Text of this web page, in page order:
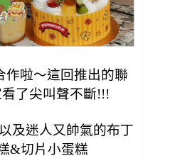
作啦～這回推出的聯
了尖叫聲不斷!!!
及迷人又帥氣的布丁
&切片小蛋糕